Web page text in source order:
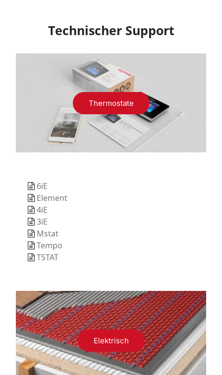
Technischer Support
Thermostate
6iE
Element
4iE
3iE
Mstat
Tempo
TSTAT
Elektrisch